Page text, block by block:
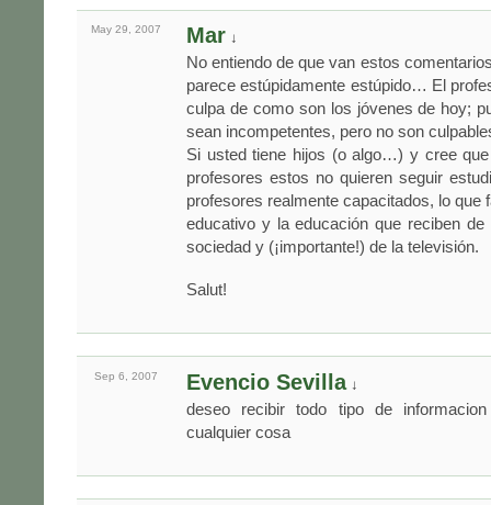
May 29, 2007 Mar ↓
No entiendo de que van estos
parece estúpidamente estúpido… El
culpa de como son los jóvenes de hoy;
sean incompetentes, pero no son
Si usted tiene hijos (o algo…) y cree
profesores estos no quieren seguir
profesores realmente capacitados, lo que
educativo y la educación que reciben
sociedad y (¡importante!) de la televisión.
Salut!
Sep 6, 2007 Evencio Sevilla↓
deseo recibir todo tipo de
cualquier cosa